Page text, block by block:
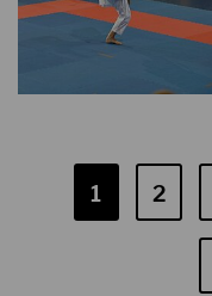
1 2